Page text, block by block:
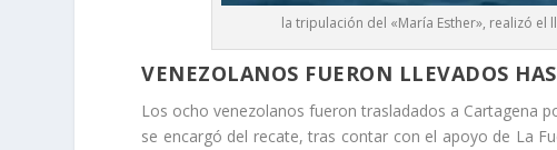
la tripulación del «María Esther», realizó
VENEZOLANOS FUERON LLEVADOS
Los ocho venezolanos fueron trasladados a Cartagena
se encargó del recate, tras contar con el apoyo de La